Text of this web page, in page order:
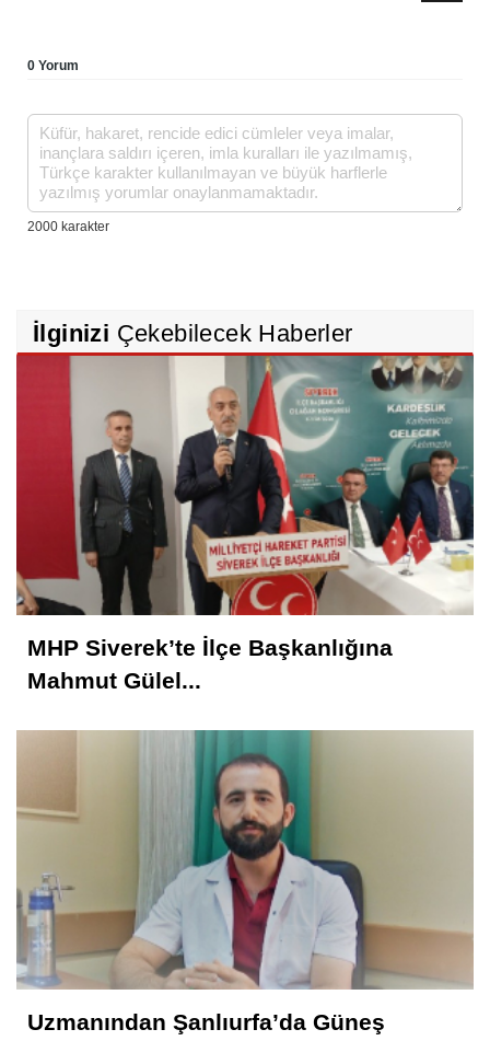
0 Yorum
İlginizi Çekebilecek Haberler
MHP Siverek’te İlçe Başkanlığına
Mahmut Gülel...
Uzmanından Şanlıurfa’da Güneş